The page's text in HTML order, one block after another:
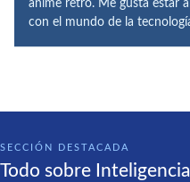
anime retro. Me gusta estar
con el mundo de la
SECCIÓN DESTACADA
Todo sobre